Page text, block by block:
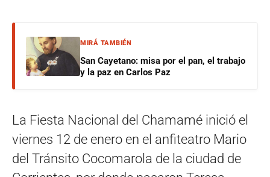
MIRÁ TAMBIÉN
San Cayetano: misa por el pan, el trabajo
y la paz en Carlos Paz
La Fiesta Nacional del Chamamé inició el
viernes 12 de enero en el anfiteatro Mario
del Tránsito Cocomarola de la ciudad de